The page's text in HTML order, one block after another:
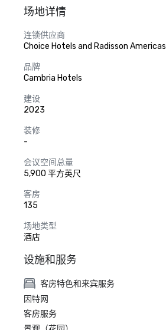
场地详情
连锁供应商
Choice Hotels and Radisson Americas
品牌
Cambria Hotels
建设
2023
装修
-
会议空间总量
5,900 平方英尺
客房
135
场地类型
酒店
设施和服务
客房特色和来宾服务
因特网
客房服务